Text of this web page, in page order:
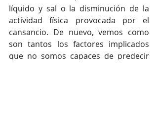
líquido y sal o la disminución de la
actividad física provocada por el
cansancio. De nuevo, vemos como
son tantos los factores implicados
que no somos capaces de predecir